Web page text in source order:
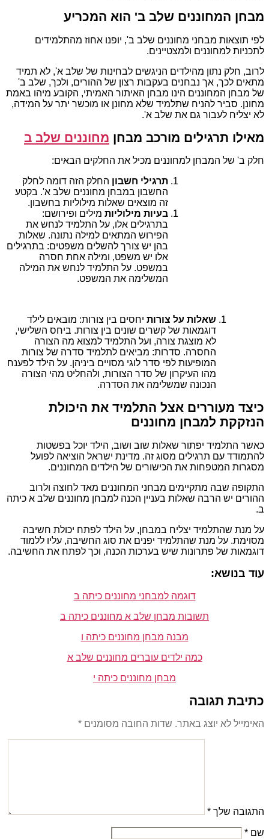
מבחן המחוננים שלב ב' הוא המכריע
לפי תוצאות מבחני מחוננים שלב ב', יופנו אחוז מהתלמידים
לתכניות למחוננים ולמצטיינים.
לרוב, חלק נתון מהילדים הניגשים לבחינות של שלב א', לא תמיד
מתאים לכך, אך נבחנים בעקבות רצון של ההורים, ולכך, שלב ב'
של מבחן המחוננים הינו מבחן האיתור האמיתי, הקובע מיהו באמת
מחונן. סביר להניח שתלמיד שלא מחונן או מוכשר יתר על המידה,
לא יצליח לעבור גם את שלב א'.
מאילו תרגילים מורכב מבחן מחוננים שלב ב
חלק ב' של המבחן למחוננים מכיל את החלקים הבאים:
תרגילי חשבון החלק הזה דומה לחלק
החשבון במבחן מחוננים שלב א'. בקטע
זה מוצאים שאלות מילוליות בחשבון.
בעיות מילוליות מילים ופירושם:
בתרגילים אלו, על התלמיד לנחש את
הפירוש המתאים למילה נתונה. שאלות
בהן יש צורך להשלים משפטים: בתרגילים
אלו יש משפט, ומילה אחת חסרה
במשפט. על התלמיד לנחש את המילה
המשלימה את המשפט.
שאלות על צורות יחסים בין צורות: מובאים לילד
דוגמאות של קשרים שונים בין צורות. ביחס השלישי,
לא מוצגת צורה, ועל התלמיד למצוא מה הצורה
החסרה. סדרות: מביאים לתלמיד סדרה של צורות
המופיעות לפי סדר לוגי מסויים ביניהן. על הילד לפענח
מהו העיקרון של סדר הצורות, ולהחליט מהי הצורה
הנכונה שמשלימה את הסדרה.
כיצד מעוררים אצל התלמיד את היכולת
הנזקקת למבחן מחוננים
כאשר התלמיד יפתור שאלות שוב ושוב, הילד יוכל בפשטות
להתמודד עם תרגילים מסוג זה. מדינת ישראל הוציאה לפועל
מסגרות המטפחות את הכישורים של הילדים המחוננים.
התקופה שבה מתקיימים מבחני המחוננים מאד לחוצה ולרוב
ההורים יש הרבה שאלות בעניין הכנה למבחן מחוננים שלב א כיתה
ב.
על מנת שהתלמיד יצליח במבחן, על הילד לפתח יכולת חשיבה
מסוימת. על מנת שהתלמיד יפנים את סוג החשיבה, עליו ללמוד
דוגמאות של פתרונות שיש בערכות הכנה, וכך לפתח את החשיבה.
עוד בנושא:
דוגמה למבחני מחוננים כיתה ב
תשובות מבחן שלב א מחוננים כיתה ב
מבנה מבחן מחוננים כיתה ו
כמה ילדים עוברים מחוננים שלב א
מבחן מחוננים כיתה י
כתיבת תגובה
האימייל לא יוצג באתר. שדות החובה מסומנים *
התגובה שלך *
שם *